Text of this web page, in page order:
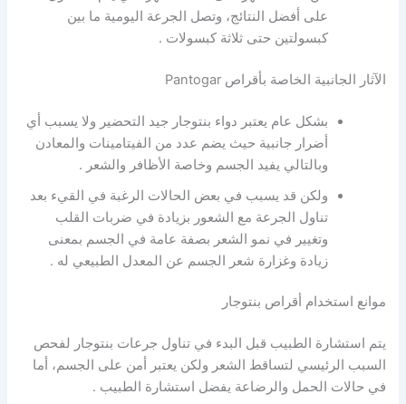
على أفضل النتائج، وتصل الجرعة اليومية ما بين
كبسولتين حتى ثلاثة كبسولات .
الآثار الجانبية الخاصة بأقراص Pantogar
بشكل عام يعتبر دواء بنتوجار جيد التحضير ولا يسبب أي
أضرار جانبية حيث يضم عدد من الفيتامينات والمعادن
وبالتالي يفيد الجسم وخاصة الأظافر والشعر .
ولكن قد يسبب في بعض الحالات الرغبة في القيء بعد
تناول الجرعة مع الشعور بزيادة في ضربات القلب
وتغيير في نمو الشعر بصفة عامة في الجسم بمعنى
زيادة وغزارة شعر الجسم عن المعدل الطبيعي له .
موانع استخدام أقراص بنتوجار
يتم استشارة الطبيب قبل البدء في تناول جرعات بنتوجار لفحص
السبب الرئيسي لتساقط الشعر ولكن يعتبر أمن على الجسم، أما
في حالات الحمل والرضاعة يفضل استشارة الطبيب .